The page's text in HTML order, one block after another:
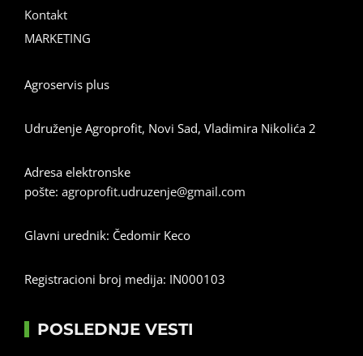
Kontakt
MARKETING
Agroservis plus
Udruženje Agroprofit, Novi Sad, Vladimira Nikolića 2
Adresa elektronske
pošte: agroprofit.udruzenje@gmail.com
Glavni urednik: Čedomir Keco
Registracioni broj medija: IN000103
POSLEDNJE VESTI